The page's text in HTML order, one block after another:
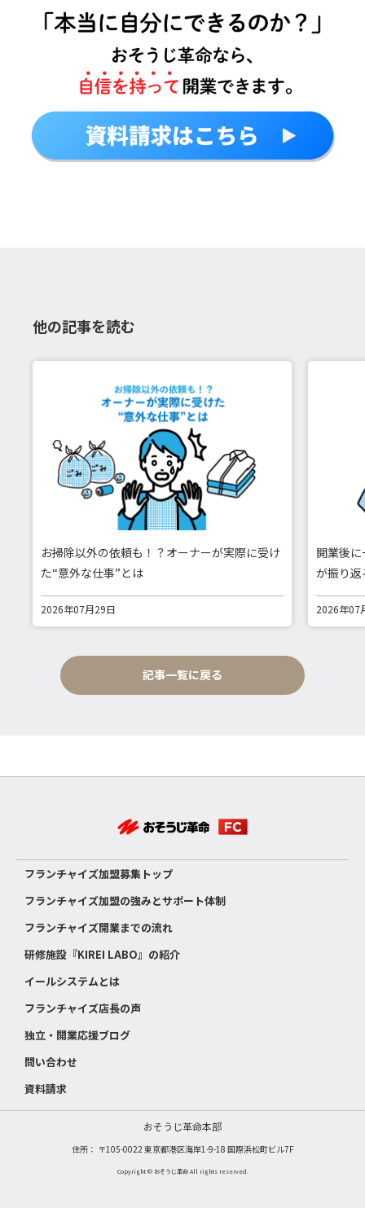
他の記事を読む
お掃除以外の依頼も！？オーナーが実際に受け
た“意外な仕事”とは
2026年07月29日
開業後
が振り
2026年07
記事一覧に戻る
フランチャイズ加盟募集トップ
フランチャイズ加盟の強みとサポート体制
フランチャイズ開業までの流れ
研修施設『KIREI LABO』の紹介
イールシステムとは
フランチャイズ店長の声
独立・開業応援ブログ
問い合わせ
資料請求
おそうじ革命本部
住所： 〒105-0022 東京都港区海岸1-9-18 国際浜松町ビル7F
Copyright © おそうじ革命 All rights reserved.